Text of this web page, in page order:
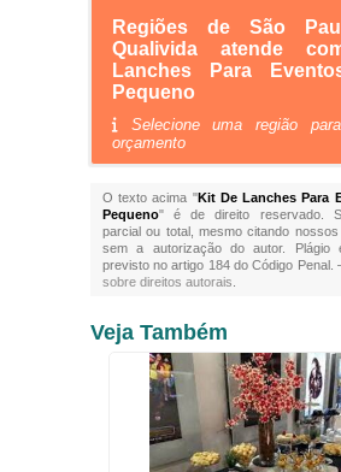
Regiões de São
Qualivida atende
Lanches Para
Pequeno
Selecione uma região
orçamento
O texto acima "Kit De Lanches Para
Pequeno" é de direito reservado.
parcial ou total, mesmo citando
sem a autorização do autor.
previsto no artigo 184 do Código Penal.
sobre direitos autorais
Veja Também